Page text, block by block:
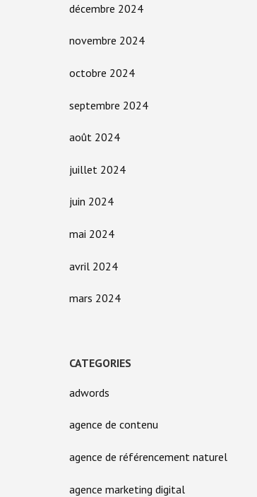
décembre 2024
novembre 2024
octobre 2024
septembre 2024
août 2024
juillet 2024
juin 2024
mai 2024
avril 2024
mars 2024
CATEGORIES
adwords
agence de contenu
agence de référencement naturel
agence marketing digital